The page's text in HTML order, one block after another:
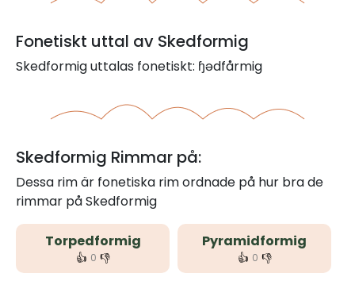
Fonetiskt uttal av Skedformig
Skedformig uttalas fonetiskt: ɧədfårmig
Skedformig Rimmar på:
Dessa rim är fonetiska rim ordnade på hur bra de
rimmar på Skedformig
Torpedformig
👍 0 👎
Pyramidformig
👍 0 👎